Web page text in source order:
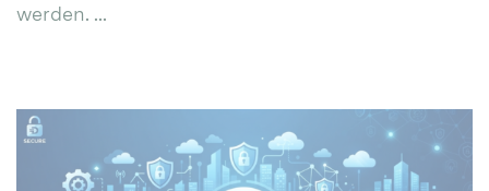
werden. ...